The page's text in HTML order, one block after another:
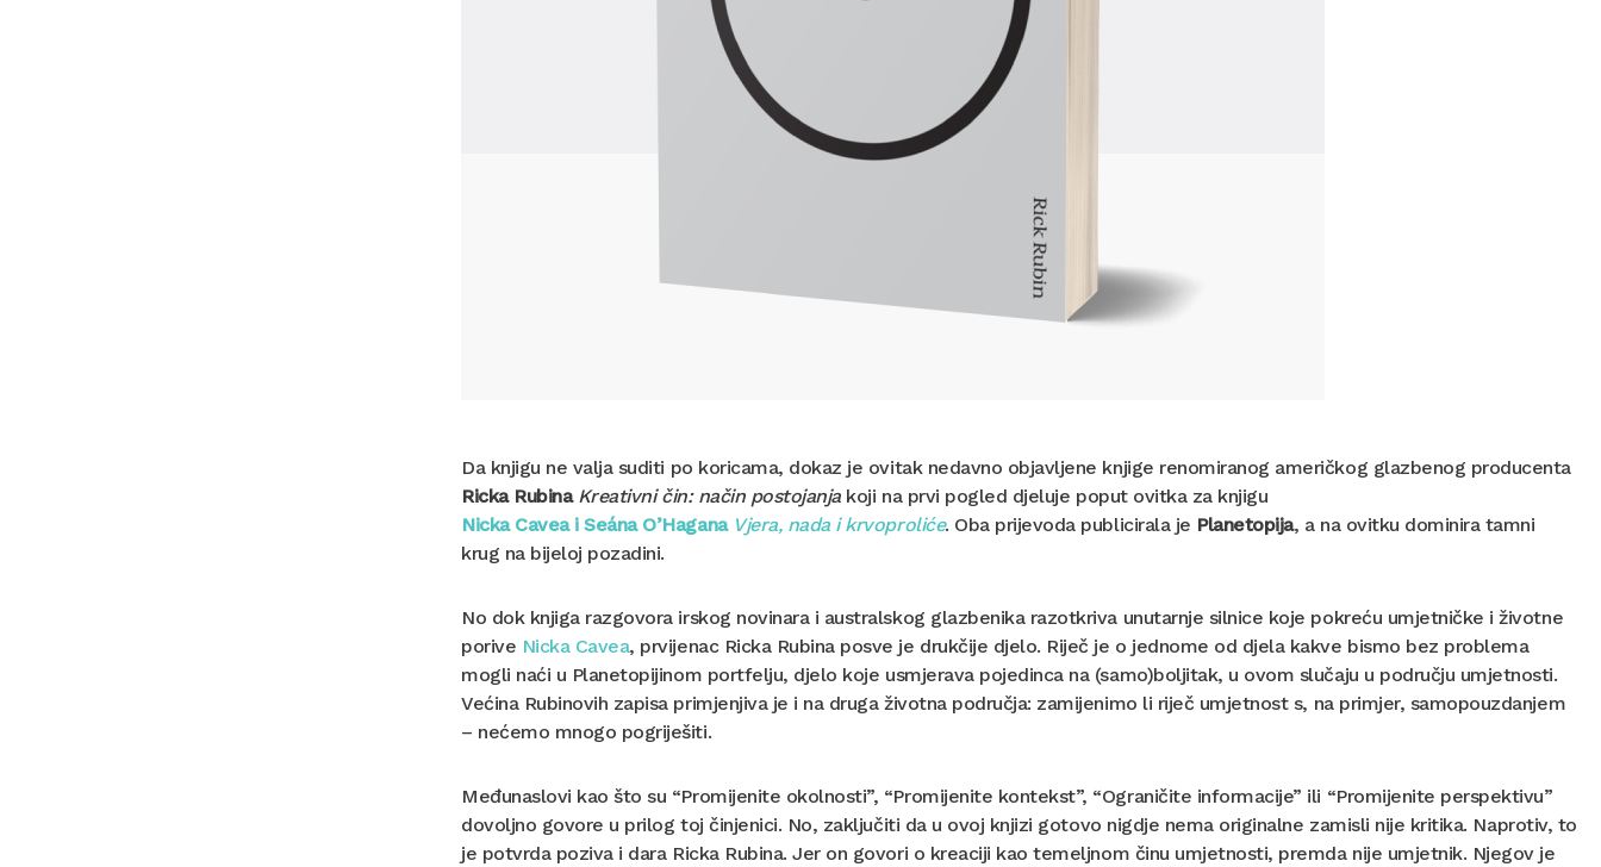
Da knjigu ne valja suditi po koricama, dokaz je ovitak nedavno objavljene knjige renomiranog američkog glazbenog producenta
Ricka Rubina Kreativni čin: način postojanjakoji na prvi pogled djeluje poput ovitka za knjigu
Nicka Cavea iSeánaO’Hagana Vjera, nada i krvoproliće. Oba prijevoda publicirala je Planetopija, a na ovitku dominira tamni
krug na bijeloj pozadini.
No dok knjiga razgovora irskog novinara i australskog glazbenika razotkriva unutarnje silnice koje pokreću umjetničke i životne
porive Nicka Cavea, prvijenac Ricka Rubina posve je drukčije djelo. Riječ je o jednome od djela kakve bismo bez problema
mogli naći u Planetopijinom portfelju, djelo koje usmjerava pojedinca na (samo)boljitak, u ovom slučaju u području umjetnosti.
Većina Rubinovih zapisa primjenjiva je i na druga životna područja: zamijenimo li riječ umjetnost s, na primjer, samopouzdanjem
– nećemo mnogo pogriješiti.
Međunaslovi kao što su “Promijenite okolnosti”, “Promijenite kontekst”, “Ograničite informacije” ili “Promijenite perspektivu”
dovoljno govore u prilog toj činjenici. No, zaključiti da u ovoj knjizi gotovo nigdje nema originalne zamisli nije kritika. Naprotiv, to
je potvrda poziva i dara Ricka Rubina. Jer on govori o kreaciji kao temeljnom činu umjetnosti, premda nije umjetnik. Njegov je